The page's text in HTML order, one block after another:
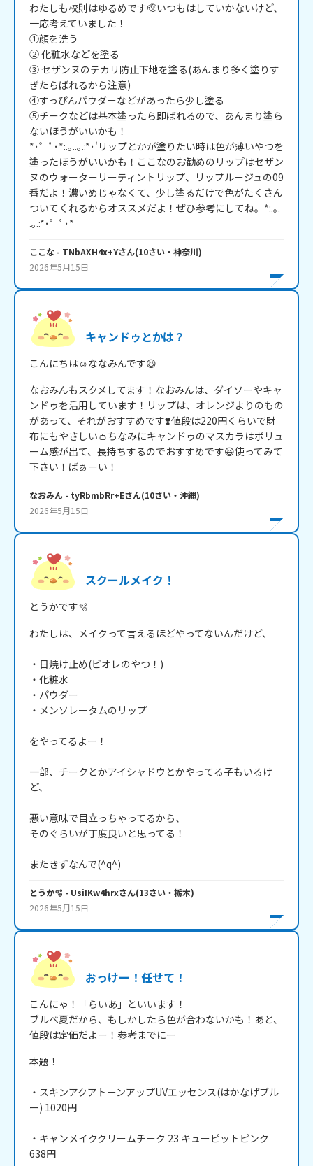
わたしも校則はゆるめです🫡いつもはしていかないけど、
一応考えていました！
①顔を洗う
② 化粧水などを塗る
③ セザンヌのテカリ防止下地を塗る(あんまり多く塗りす
ぎたらばれるから注意)
④すっぴんパウダーなどがあったら少し塗る
⑤チークなどは基本塗ったら即ばれるので、あんまり塗ら
ないほうがいいかも！
*･゜ﾟ･*:.｡..｡.:*･'リップとかが塗りたい時は色が薄いやつを
塗ったほうがいいかも！ここなのお勧めのリップはセザン
ヌのウォーターリーティントリップ、リップルージュの09
番だよ！濃いめじゃなくて、少し塗るだけで色がたくさん
ついてくれるからオススメだよ！ぜひ参考にしてね。*:.｡.
.｡.:*･゜ﾟ･*
ここな - TNbAXH4x+Yさん(10さい・ 神奈川)
2026年5月15日
キャンドゥとかは？
こんにちは☺️ななみんです😆
なおみんもスクメしてます！なおみんは、ダイソーやキャ
ンドゥを活用しています！リップは、オレンジよりのもの
があって、それがおすすめです❣️値段は220円くらいで財
布にもやさしい👛ちなみにキャンドゥのマスカラはボリュ
ーム感が出て、長持ちするのでおすすめです😆使ってみて
下さい！ばぁーい！
なおみん - tyRbmbRr+Eさん(10さい・ 沖縄)
2026年5月15日
スクールメイク！
とうかです🫧
わたしは、メイクって言えるほどやってないんだけど、
・日焼け止め(ビオレのやつ！)
・化粧水
・パウダー
・メンソレータムのリップ
をやってるよー！
一部、チークとかアイシャドウとかやってる子もいるけ
ど、
悪い意味で目立っちゃってるから、
そのぐらいが丁度良いと思ってる！
またきずなんで(^q^)
とうか🫧 - UsiIKw4hrxさん(13さい・ 栃木)
2026年5月15日
おっけー！任せて！
こんにゃ！「らいあ」といいます！
ブルベ夏だから、もしかしたら色が合わないかも！あと、
本題！
・スキンアクアトーンアップUVエッセンス(はかなげブル
ー) 1020円
・キャンメイククリームチーク 23 キューピットピンク
638円